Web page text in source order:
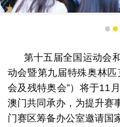
1 2
第十五届全国运动会
动会暨第九届特殊奥林
会及残特奥会”）将于11
澳门共同承办，为提升赛
门赛区筹备办公室邀请国